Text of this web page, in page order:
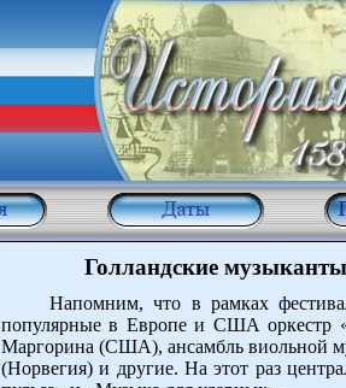
Голландские
Напомним, что в рамках
популярные в Европе и США оркестр
Маргорина (США), ансамбль виольной
(Норвегия) и другие. На этот раз